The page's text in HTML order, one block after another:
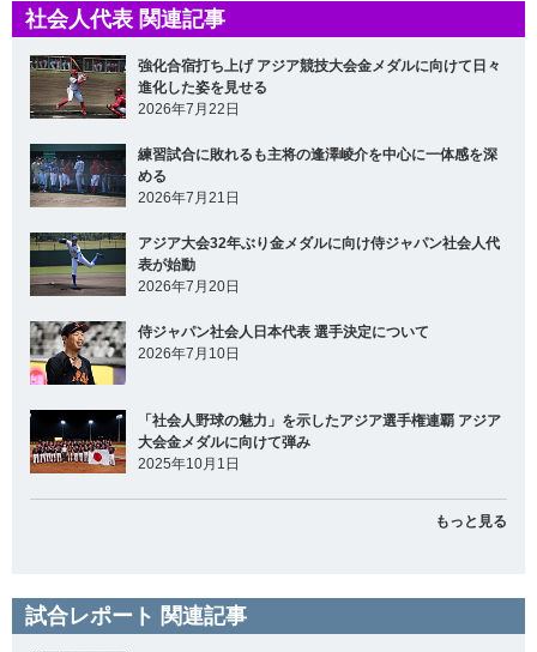
社会人代表 関連記事
強化合宿打ち上げ アジア競技大会金メダルに向けて日々
進化した姿を見せる
2026年7月22日
練習試合に敗れるも主将の逢澤崚介を中心に一体感を深
める
2026年7月21日
アジア大会32年ぶり金メダルに向け侍ジャパン社会人代
表が始動
2026年7月20日
侍ジャパン社会人日本代表 選手決定について
2026年7月10日
「社会人野球の魅力」を示したアジア選手権連覇 アジア
大会金メダルに向けて弾み
2025年10月1日
もっと見る
試合レポート 関連記事